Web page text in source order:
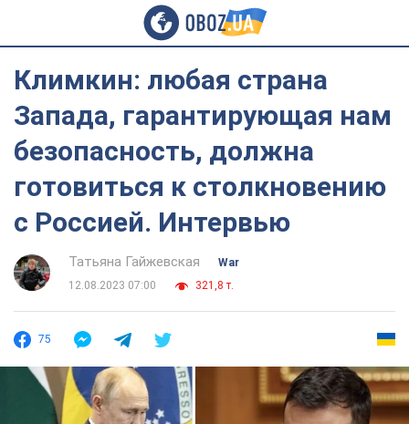
Климкин: любая страна
Запада, гарантирующая нам
безопасность, должна
готовиться к столкновению
с Россией. Интервью
Татьяна Гайжевская
War
12.08.2023 07:00
321,8 т.
75